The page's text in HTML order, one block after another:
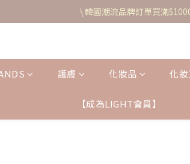
\ 韓國潮流品牌訂單買滿
護膚 化妝品 化
【成為LIGHT會員】